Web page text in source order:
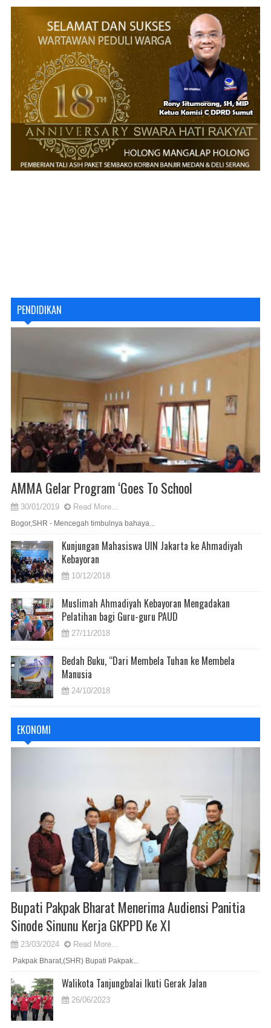
PENDIDIKAN
AMMA Gelar Program ‘Goes To School
30/01/2019 Read More...
Bogor,SHR - Mencegah timbulnya bahaya...
Kunjungan Mahasiswa UIN Jakarta ke Ahmadiyah
Kebayoran
10/12/2018
Muslimah Ahmadiyah Kebayoran Mengadakan
Pelatihan bagi Guru-guru PAUD
27/11/2018
Bedah Buku, “Dari Membela Tuhan ke Membela
Manusia
24/10/2018
EKONOMI
Bupati Pakpak Bharat Menerima Audiensi Panitia
Sinode Sinunu Kerja GKPPD Ke XI
23/03/2024 Read More...
Pakpak Bharat,(SHR) Bupati Pakpak...
Walikota Tanjungbalai Ikuti Gerak Jalan
26/06/2023